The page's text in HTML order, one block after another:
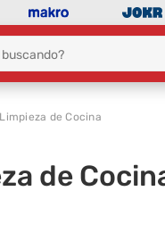
Limpieza de Cocina
de